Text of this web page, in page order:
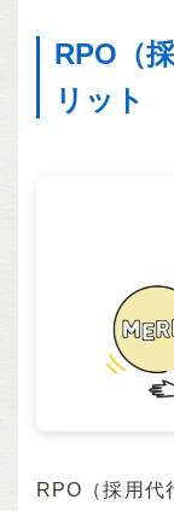
RPO（
リット
RPO（採用代